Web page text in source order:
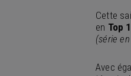
Cette
en Top
(série
Avec